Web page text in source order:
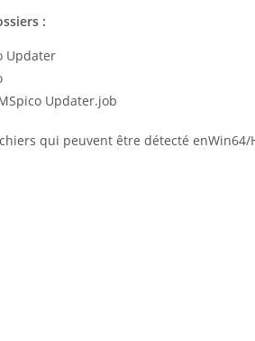
:
Updater
Updater.job
qui peuvent être détecté